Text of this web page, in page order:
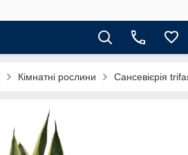
Кімнатні рослини Сансевієрія